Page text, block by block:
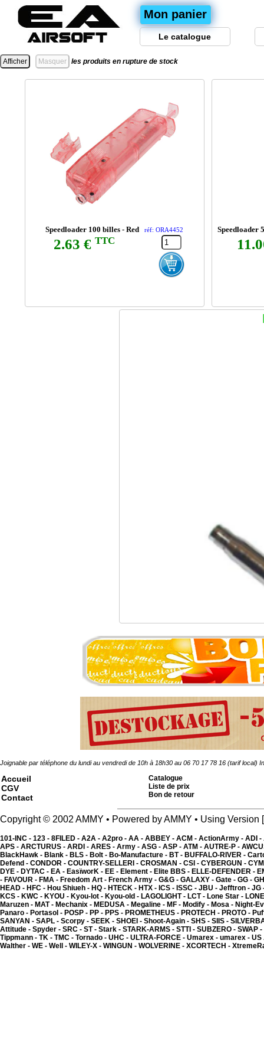
Mon panier
Le catalogue
les produits en rupture de stock
Speedloader 100 billes - Red réf: ORA4452
2.63 €TTC
Speedloader
Partie mecanique 004
5.68 �
Kyou - Kit joint avec
1.32 �
Joignable par téléphone du lundi au vendredi de 10h à 18h30 au 06 70 17 78 16 (tarif local)
Accueil
CGV
Contact
Catalogue
Liste de prix
Bon de retour
Copyright © 2002 AMMY • Powered by AMMY • Using Version
101-INC - 123 - 8FILED - A2A - A2pro - AA - ABBEY - ACM - ActionArmy - ADI -
APS - ARCTURUS - ARDI - ARES - Army - ASG - ASP - ATM - AUTRE-P -
BlackHawk - Blank - BLS - Bolt - Bo-Manufacture - BT - BUFFALO-RIVER -
Defend - CONDOR - COUNTRY-SELLERI - CROSMAN - CSI - CYBERGUN -
DYE - DYTAC - EA - EasïworK - EE - Element - Elite BBS - ELLE-DEFENDER -
- FAVOUR - FMA - Freedom Art - French Army - G&G - GALAXY - Gate - GG -
HEAD - HFC - Hou Shiueh - HQ - HTECK - HTX - ICS - ISSC - JBU - Jefftron - JG
KCS - KWC - KYOU - Kyou-lot - Kyou-old - LAGOLIGHT - LCT - Lone Star -
Maruzen - MAT - Mechanix - MEDUSA - Megaline - MF - Modify - Mosa - Night-
Panaro - Portasol - POSP - PP - PPS - PROMETHEUS - PROTECH - PROTO -
SANYAN - SAPL - Scorpy - SEEK - SHOEI - Shoot-Again - SHS - SIIS -
Attitude - Spyder - SRC - ST - Stark - STARK-ARMS - STTI - SUBZERO - SWAP -
Tippmann - TK - TMC - Tornado - UHC - ULTRA-FORCE - Umarex - umarex - US
Walther - WE - Well - WILEY-X - WINGUN - WOLVERINE - XCORTECH -